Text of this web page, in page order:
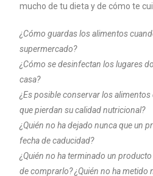
mucho de tu dieta y de cómo te
¿Cómo guardas los alimentos
supermercado?
¿Cómo se desinfectan los lugares
casa?
¿Es posible conservar los
que pierdan su calidad nutricional?
¿Quién no ha dejado nunca que un
fecha de caducidad?
¿Quién no ha terminado un
de comprarlo? ¿Quién no ha metido